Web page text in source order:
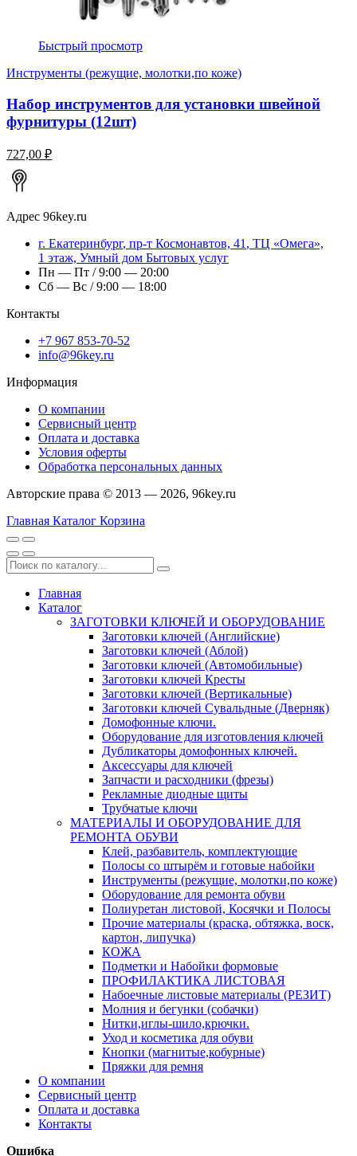
Быстрый просмотр
Инструменты (режущие, молотки,по коже)
Набор инструментов для установки швейной
фурнитуры (12шт)
727,00 ₽
Адрес 96key.ru
г. Екатеринбург, пр-т Космонавтов, 41, ТЦ «Омега»,
1 этаж, Умный дом Бытовых услуг
Пн — Пт / 9:00 — 20:00
Сб — Вс / 9:00 — 18:00
Контакты
+7 967 853-70-52
info@96key.ru
Информация
О компании
Сервисный центр
Оплата и доставка
Условия оферты
Обработка персональных данных
Авторские права © 2013 — 2026, 96key.ru
Главная Каталог Корзина
Главная
Каталог
ЗАГОТОВКИ КЛЮЧЕЙ И ОБОРУДОВАНИЕ
Заготовки ключей (Английские)
Заготовки ключей (Аблой)
Заготовки ключей (Автомобильные)
Заготовки ключей Кресты
Заготовки ключей (Вертикальные)
Заготовки ключей Сувальдные (Дверняк)
Домофонные ключи.
Оборудование для изготовления ключей
Дубликаторы домофонных ключей.
Аксессуары для ключей
Запчасти и расходники (фрезы)
Рекламные диодные щиты
Трубчатые ключи
МАТЕРИАЛЫ И ОБОРУДОВАНИЕ ДЛЯ
РЕМОНТА ОБУВИ
Клей, разбавитель, комплектующие
Полосы со штырём и готовые набойки
Инструменты (режущие, молотки,по коже)
Оборудование для ремонта обуви
Полиуретан листовой, Косячки и Полосы
Прочие материалы (краска, обтяжка, воск,
картон, липучка)
КОЖА
Подметки и Набойки формовые
ПРОФИЛАКТИКА ЛИСТОВАЯ
Набоечные листовые материалы (РЕЗИТ)
Молния и бегунки (собачки)
Нитки,иглы-шило,крючки.
Уход и косметика для обуви
Кнопки (магнитые,кобурные)
Пряжки для ремня
О компании
Сервисный центр
Оплата и доставка
Контакты
Ошибка